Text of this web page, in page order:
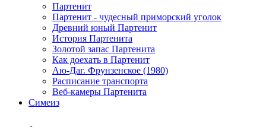
Партенит
Партенит - чудесный приморский уголок
Древний юный Партенит
История Партенита
Золотой запас Партенита
Как доехать в Партенит
Аю-Даг. Фрунзенское (1980)
Расписание транспорта
Веб-камеры Партенита
Симеиз